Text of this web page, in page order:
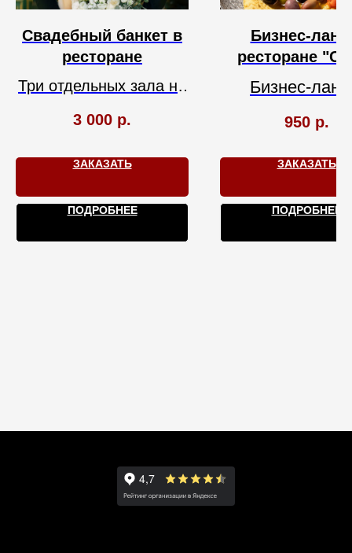
Свадебный банкет в
ресторане
Три отдельных зала на
20/30/45 человек.
Европейская кухня.
3 000 р.
ЗАКАЗАТЬ
ПОДРОБНЕЕ
Бизнес-ланч
ресторане
Бизнес-
ресторане
950 р.
ЗАКАЗАТЬ
ПОДРОБНЕЕ